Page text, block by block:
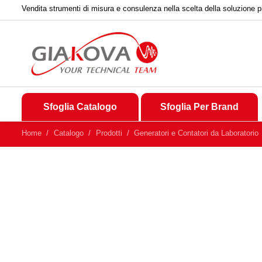
Vendita strumenti di misura e consulenza nella scelta della soluzione
Sfoglia Catalogo Sfoglia Per Brand
Home Catalogo Prodotti Generatori e Contatori da Laboratorio